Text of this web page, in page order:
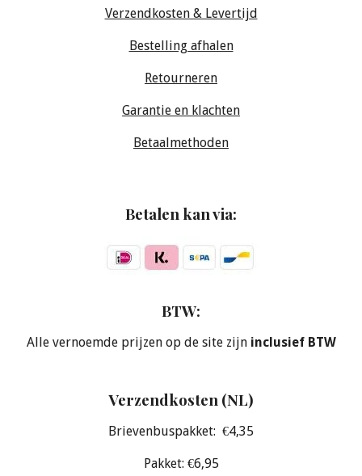
Verzendkosten & Levertijd
Bestelling afhalen
Retourneren
Garantie en klachten
Betaalmethoden
Betalen kan via:
BTW:
Alle vernoemde prijzen op de site zijn inclusief BTW
Verzendkosten (NL)
Brievenbuspakket: €4,35
Pakket: €6,95